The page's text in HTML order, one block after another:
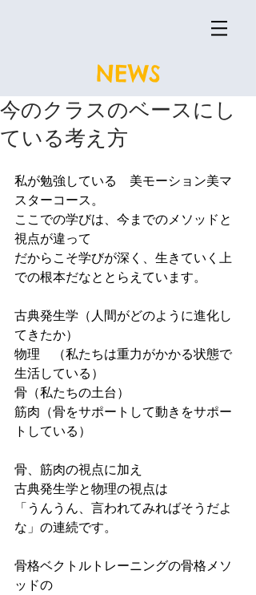
NEWS
今のクラスのベースにし
ている考え方
私が勉強している　美モーション美マ
スターコース。
ここでの学びは、今までのメソッドと
視点が違って
だからこそ学びが深く、生きていく上
での根本だなととらえています。
古典発生学（人間がどのように進化し
てきたか）
物理　（私たちは重力がかかる状態で
生活している）
骨（私たちの土台）
筋肉（骨をサポートして動きをサポー
トしている）
骨、筋肉の視点に加え
古典発生学と物理の視点は
「うんうん、言われてみればそうだよ
な」の連続です。
骨格ベクトルトレーニングの骨格メソ
ッドの